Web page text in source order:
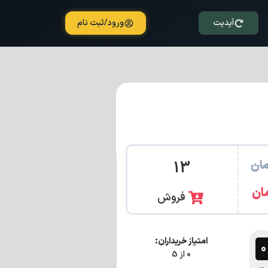
آپدیت ورود/ثبت نام
13
فروش
امتیاز خریداران:
0 از 5